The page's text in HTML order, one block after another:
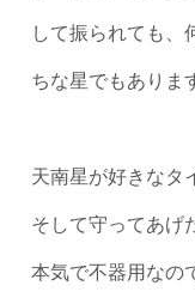
して振られても、
ちな星でもありま
天南星が好きなタ
そして守ってあげ
本気で不器用なの